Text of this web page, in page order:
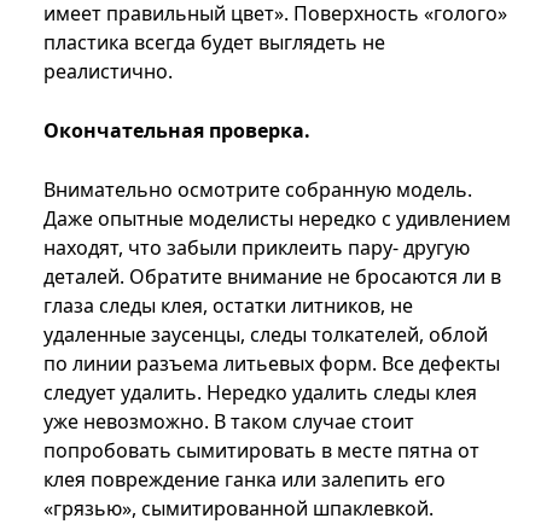
имеет правильный цвет». Поверхность «голого»
пластика всегда будет выглядеть не
реалистично.
Окончательная проверка.
Внимательно осмотрите собранную модель.
Даже опытные моделисты нередко с удивлением
находят, что забыли приклеить пару- другую
деталей. Обратите внимание не бросаются ли в
глаза следы клея, остатки литников, не
удаленные заусенцы, следы толкателей, облой
по линии разъема литьевых форм. Все дефекты
следует удалить. Нередко удалить следы клея
уже невозможно. В таком случае стоит
попробовать сымитировать в месте пятна от
клея повреждение ганка или залепить его
«грязью», сымитированной шпаклевкой.